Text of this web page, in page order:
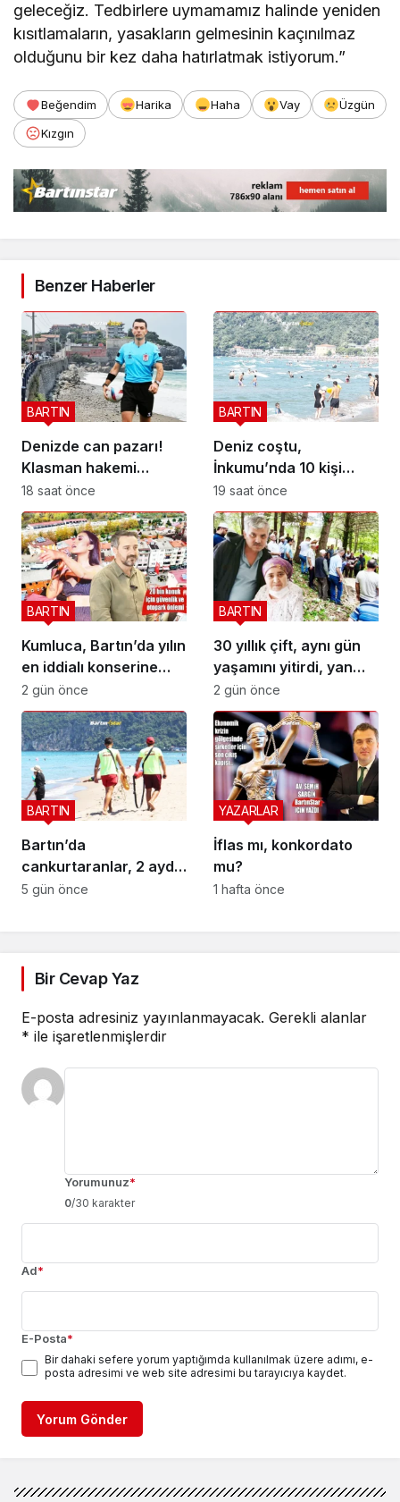
geleceğiz. Tedbirlere uymamamız halinde yeniden
kısıtlamaların, yasakların gelmesinin kaçınılmaz
olduğunu bir kez daha hatırlatmak istiyorum.”
Beğendim Harika Haha Vay
Üzgün
Kızgın
Benzer Haberler
Denizde can pazarı!
Klasman hakemi
boğuldu
BARTIN
18 saat önce
Deniz coştu,
İnkumu’nda 10 kişi
boğulma tehlikesi
geçirdi
BARTIN
19 saat önce
Kumluca, Bartın’da yılın
en iddialı konserine
hazırlanıyor
BARTIN
2 gün önce
30 yıllık çift, aynı gün
yaşamını yitirdi, yan
yana defnedildi
BARTIN
2 gün önce
Bartın’da
cankurtaranlar, 2 ayda
bakın kaç hayat
BARTIN
5 gün önce
İflas mı, konkordato
mu?
YAZARLAR
1 hafta önce
Bir Cevap Yaz
E-posta adresiniz yayınlanmayacak. Gerekli alanlar
* ile işaretlenmişlerdir
Yorumunuz*
0/30 karakter
Ad*
E-Posta*
Bir dahaki sefere yorum yaptığımda kullanılmak üzere adımı, e-
posta adresimi ve web site adresimi bu tarayıcıya kaydet.
Yorum Gönder